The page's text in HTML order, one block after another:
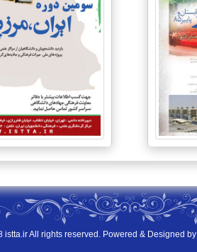
istta.ir All rights reserved. Powered & Designed by